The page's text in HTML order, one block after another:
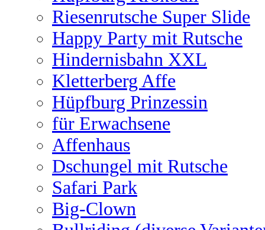
Riesenrutsche Super Slide
Happy Party mit Rutsche
Hindernisbahn XXL
Kletterberg Affe
Hüpfburg Prinzessin
für Erwachsene
Affenhaus
Dschungel mit Rutsche
Safari Park
Big-Clown